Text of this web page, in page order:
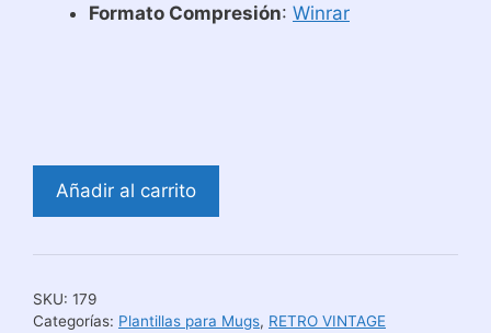
Formato Compresión: Winrar
Diseños
Retro
cantidad
Añadir al carrito
SKU: 179
Categorías: Plantillas para Mugs, RETRO VINTAGE